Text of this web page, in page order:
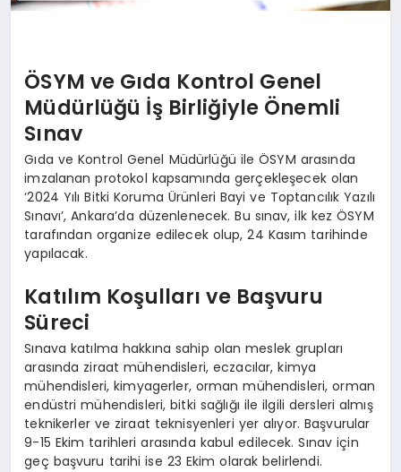
ÖSYM ve Gıda Kontrol Genel
Müdürlüğü İş Birliğiyle Önemli
Sınav
Gıda ve Kontrol Genel Müdürlüğü ile ÖSYM arasında
imzalanan protokol kapsamında gerçekleşecek olan
‘2024 Yılı Bitki Koruma Ürünleri Bayi ve Toptancılık Yazılı
Sınavı’, Ankara’da düzenlenecek. Bu sınav, ilk kez ÖSYM
tarafından organize edilecek olup, 24 Kasım tarihinde
yapılacak.
Katılım Koşulları ve Başvuru
Süreci
Sınava katılma hakkına sahip olan meslek grupları
arasında ziraat mühendisleri, eczacılar, kimya
mühendisleri, kimyagerler, orman mühendisleri, orman
endüstri mühendisleri, bitki sağlığı ile ilgili dersleri almış
teknikerler ve ziraat teknisyenleri yer alıyor. Başvurular
9-15 Ekim tarihleri arasında kabul edilecek. Sınav için
geç başvuru tarihi ise 23 Ekim olarak belirlendi.